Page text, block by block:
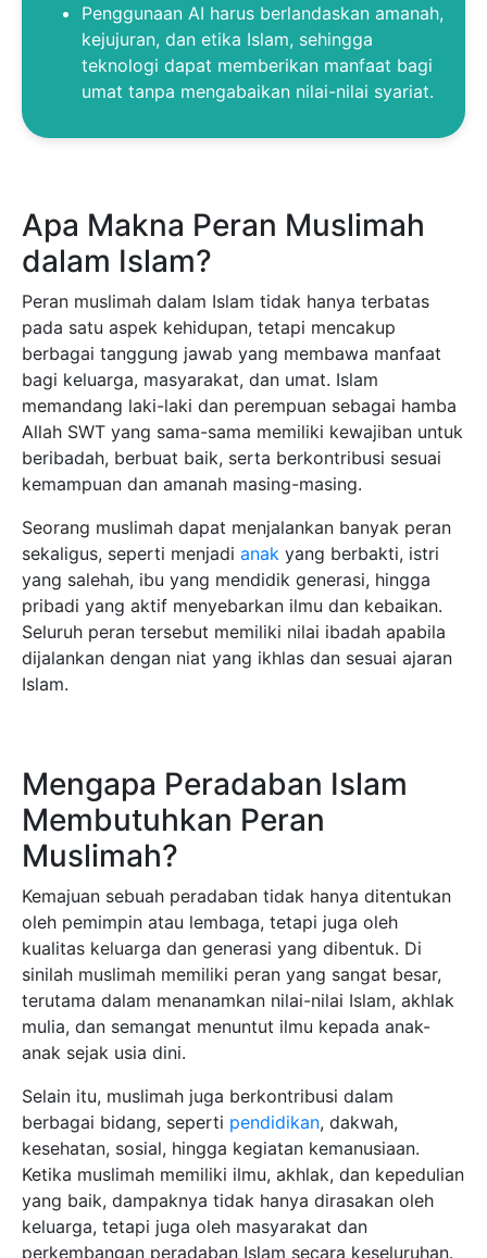
Penggunaan AI harus berlandaskan amanah,
kejujuran, dan etika Islam, sehingga
teknologi dapat memberikan manfaat bagi
umat tanpa mengabaikan nilai-nilai syariat.
Apa Makna Peran Muslimah
dalam Islam?
Peran muslimah dalam Islam tidak hanya terbatas
pada satu aspek kehidupan, tetapi mencakup
berbagai tanggung jawab yang membawa manfaat
bagi keluarga, masyarakat, dan umat. Islam
memandang laki-laki dan perempuan sebagai hamba
Allah SWT yang sama-sama memiliki kewajiban untuk
beribadah, berbuat baik, serta berkontribusi sesuai
kemampuan dan amanah masing-masing.
Seorang muslimah dapat menjalankan banyak peran
sekaligus, seperti menjadi anak yang berbakti, istri
yang salehah, ibu yang mendidik generasi, hingga
pribadi yang aktif menyebarkan ilmu dan kebaikan.
Seluruh peran tersebut memiliki nilai ibadah apabila
dijalankan dengan niat yang ikhlas dan sesuai ajaran
Islam.
Mengapa Peradaban Islam
Membutuhkan Peran
Muslimah?
Kemajuan sebuah peradaban tidak hanya ditentukan
oleh pemimpin atau lembaga, tetapi juga oleh
kualitas keluarga dan generasi yang dibentuk. Di
sinilah muslimah memiliki peran yang sangat besar,
terutama dalam menanamkan nilai-nilai Islam, akhlak
mulia, dan semangat menuntut ilmu kepada anak-
anak sejak usia dini.
Selain itu, muslimah juga berkontribusi dalam
berbagai bidang, seperti pendidikan, dakwah,
kesehatan, sosial, hingga kegiatan kemanusiaan.
Ketika muslimah memiliki ilmu, akhlak, dan kepedulian
yang baik, dampaknya tidak hanya dirasakan oleh
keluarga, tetapi juga oleh masyarakat dan
perkembangan peradaban Islam secara keseluruhan.